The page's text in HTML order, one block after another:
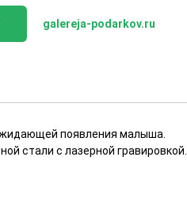
galereja-podarkov.ru
появления малыша.
стали с лазерной гравировкой.